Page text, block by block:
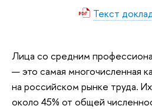
Текст
Лица со средним
— это самая многочисленная
на российском рынке труда.
около 45% от общей